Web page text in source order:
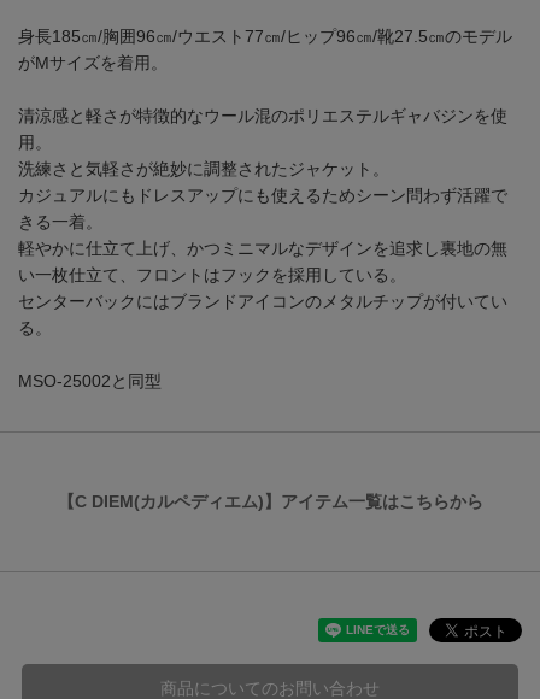
身長185㎝/胸囲96㎝/ウエスト77㎝/ヒップ96㎝/靴27.5㎝のモデル
がMサイズを着用。
清涼感と軽さが特徴的なウール混のポリエステルギャバジンを使
用。
洗練さと気軽さが絶妙に調整されたジャケット。
カジュアルにもドレスアップにも使えるためシーン問わず活躍で
きる一着。
軽やかに仕立て上げ、かつミニマルなデザインを追求し裏地の無
い一枚仕立て、フロントはフックを採用している。
センターバックにはブランドアイコンのメタルチップが付いてい
る。
MSO-25002と同型
【C DIEM(カルペディエム)】アイテム一覧はこちらから
商品についてのお問い合わせ